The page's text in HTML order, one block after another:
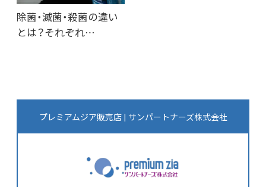
除菌・滅菌・殺菌の違い
とは？それぞれ…
プレミアムジア販売店 | サンパートナーズ株式会社